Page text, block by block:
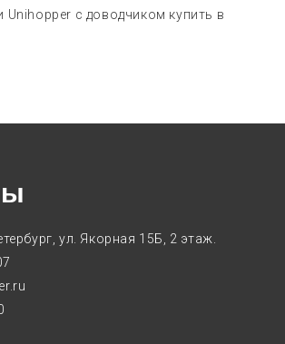
Unihopper с доводчиком купить в
ул. Якорная 15Б, 2 этаж.